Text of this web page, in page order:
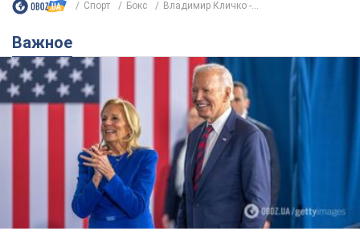
Спорт Бокс Владимир Кличко -...
Важное